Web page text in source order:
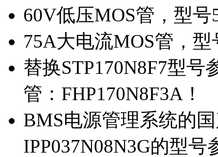
60V低压MOS管，型
75A大电流MOS管，
替换STP170N8F7型
管：FHP170N8F3A！
BMS电源管理系统的
IPP037N08N3G的型号